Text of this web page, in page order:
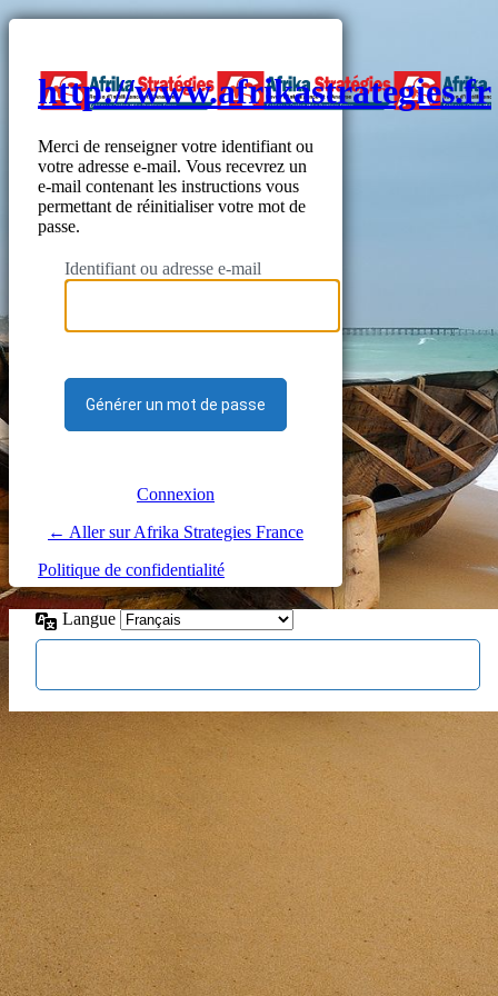
http://www.afrikastrategies.fr
Merci de renseigner votre identifiant ou
votre adresse e-mail. Vous recevrez un
e-mail contenant les instructions vous
permettant de réinitialiser votre mot de
passe.
Identifiant ou adresse e-mail
Connexion
← Aller sur Afrika Strategies France
Politique de confidentialité
Langue